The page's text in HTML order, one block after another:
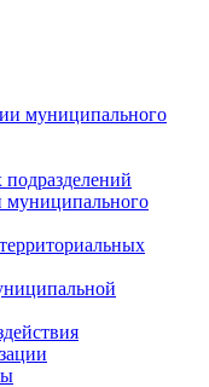
муниципального
муниципального